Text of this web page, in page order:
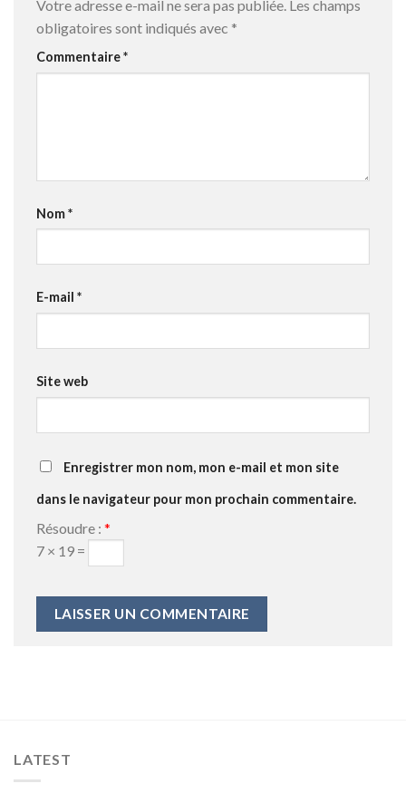
Votre adresse e-mail ne sera pas publiée. Les champs
obligatoires sont indiqués avec *
Commentaire*
Nom*
E-mail *
Site web
Enregistrer mon nom, mon e-mail et mon site
dans le navigateur pour mon prochain commentaire.
Résoudre : *
7 × 19 =
LATEST